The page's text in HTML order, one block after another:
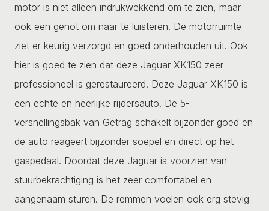
motor is niet alleen indrukwekkend om te zien, maar
ook een genot om naar te luisteren. De motorruimte
ziet er keurig verzorgd en goed onderhouden uit. Ook
hier is goed te zien dat deze Jaguar XK150 zeer
professioneel is gerestaureerd. Deze Jaguar XK150 is
een echte en heerlijke rijdersauto. De 5-
versnellingsbak van Getrag schakelt bijzonder goed en
de auto reageert bijzonder soepel en direct op het
gaspedaal. Doordat deze Jaguar is voorzien van
stuurbekrachtiging is het zeer comfortabel en
aangenaam sturen. De remmen voelen ook erg stevig